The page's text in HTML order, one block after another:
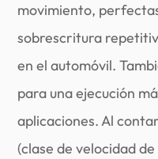
movimiento,
sobrescritura
en el automóvil.
para una ejecución
aplicaciones. Al
(clase de velocidad